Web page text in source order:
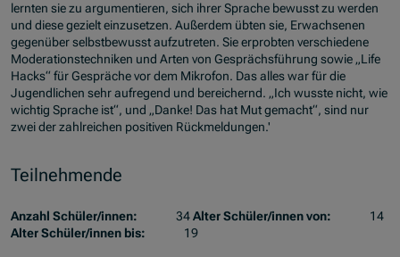
lernten sie zu argumentieren, sich ihrer Sprache bewusst zu werden
und diese gezielt einzusetzen. Außerdem übten sie, Erwachsenen
gegenüber selbstbewusst aufzutreten. Sie erprobten verschiedene
Moderationstechniken und Arten von Gesprächsführung sowie „Life
Hacks“ für Gespräche vor dem Mikrofon. Das alles war für die
Jugendlichen sehr aufregend und bereichernd. „Ich wusste nicht, wie
wichtig Sprache ist“, und „Danke! Das hat Mut gemacht“, sind nur
zwei der zahlreichen positiven Rückmeldungen.'
Teilnehmende
Anzahl Schüler/innen: 34Alter Schüler/innen von:
14
Alter Schüler/innen bis:
19